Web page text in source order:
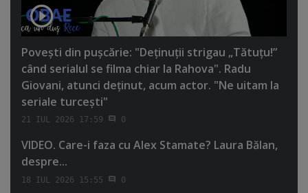
Poveşti din puşcărie: "Deţinuţii strigau „Tătuţu!”
când serialul se filma chiar la Rahova". Radu
Giovani, atunci deţinut, acum actor. "Ne uitam la
seriale turceşti"
21 IUL 2026 17:59 0
VIDEO. Care-i faza cu Alex Stamate? Laura Bălan,
despre...
18 IUL 2026 15:55 0